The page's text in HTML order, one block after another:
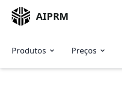
AIPRM
Produtos Preços